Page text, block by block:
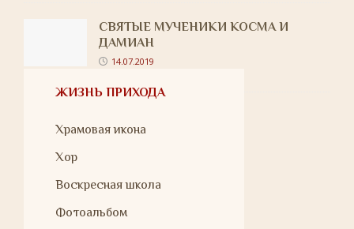
СВЯТЫЕ МУЧЕНИКИ КОСМА И
ДАМИАН
14.07.2019
ЖИЗНЬ ПРИХОДА
Храмовая икона
Хор
Воскресная школа
Фотоальбом